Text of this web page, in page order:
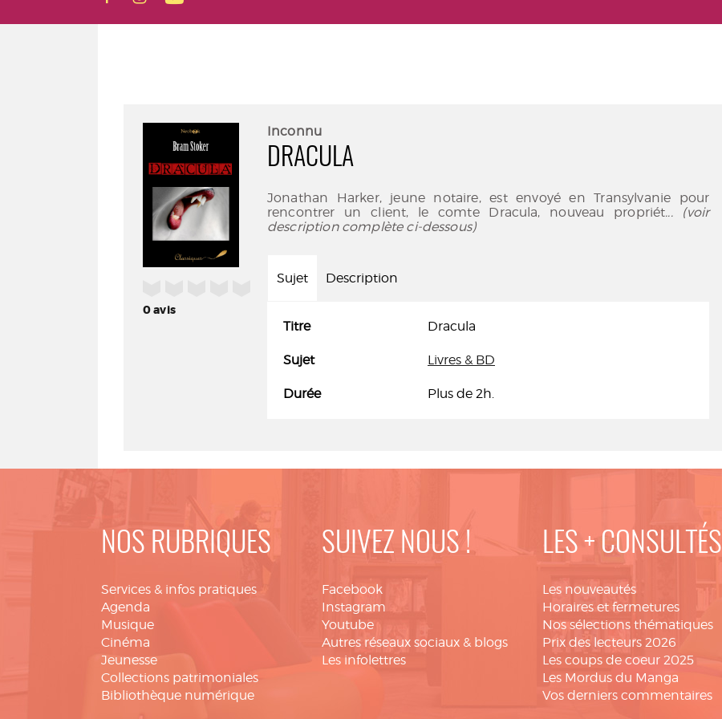
0avis
Inconnu
DRACULA
Jonathan Harker, jeune notaire, est envoyé en Transylvanie pour
rencontrer un client, le comte Dracula, nouveau propriét... (voir
description complète ci-dessous)
Sujet Description
Titre Dracula
Sujet Livres & BD
Durée Plus de 2h.
NOS RUBRIQUES
Services & infos pratiques
Agenda
Musique
Cinéma
Jeunesse
Collections patrimoniales
Bibliothèque numérique
SUIVEZ NOUS !
Facebook
Instagram
Youtube
Autres réseaux sociaux & blogs
Les infolettres
LES + CONSULTÉS
Les nouveautés
Horaires et fermetures
Nos sélections thématiques
Prix des lecteurs 2026
Les coups de coeur 2025
Les Mordus du Manga
Vos derniers commentaires